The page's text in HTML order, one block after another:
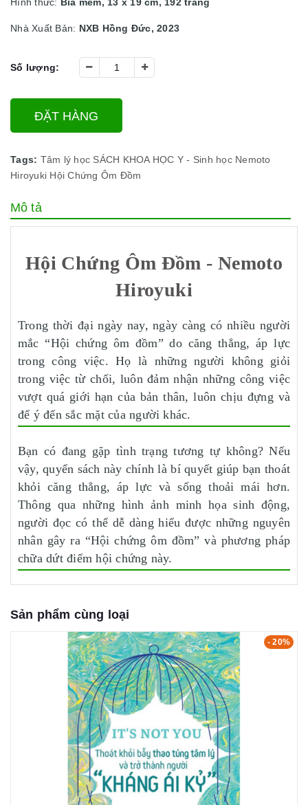
Hình thức: Bìa mềm, 13 x 19 cm, 192 trang
Nhà Xuất Bản: NXB Hồng Đức, 2023
Số lượng:
ĐẶT HÀNG
Tags: Tâm lý học SÁCH KHOA HỌC Y - Sinh học Nemoto
Hiroyuki Hội Chứng Ôm Đồm
Mô tả
Hội Chứng Ôm Đồm - Nemoto
Hiroyuki
Trong thời đại ngày nay, ngày càng có nhiều người
mắc “Hội chứng ôm đồm” do căng thẳng, áp lực
trong công việc. Họ là những người không giỏi
trong việc từ chối, luôn đảm nhận những công việc
vượt quá giới hạn của bản thân, luôn chịu đựng và
để ý đến sắc mặt của người khác.
Bạn có đang gặp tình trạng tương tự không? Nếu
vậy, quyển sách này chính là bí quyết giúp bạn thoát
khỏi căng thẳng, áp lực và sống thoải mái hơn.
Thông qua những hình ảnh minh họa sinh động,
người đọc có thể dễ dàng hiểu được những nguyên
nhân gây ra “Hội chứng ôm đồm” và phương pháp
chữa dứt điểm hội chứng này.
Sản phẩm cùng loại
- 20%